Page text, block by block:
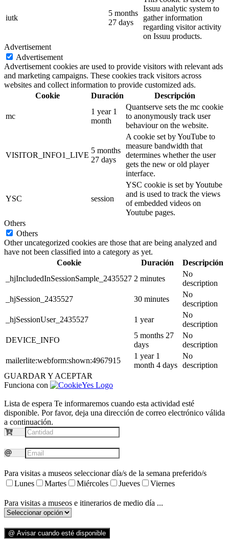
iutk
5 months
27 days
Issuu analytic system to
gather information
regarding visitor activity
on Issuu products.
Advertisement
Advertisement
Advertisement cookies are used to provide visitors with relevant ads
and marketing campaigns. These cookies track visitors across
websites and collect information to provide customized ads.
Cookie
Duración Descripción
mc
1 year 1
month
Quantserve sets the mc cookie
to anonymously track user
behaviour on the website.
VISITOR_INFO1_LIVE
5 months
27 days
A cookie set by YouTube to
measure bandwidth that
determines whether the user
gets the new or old player
interface.
YSC session
YSC cookie is set by Youtube
and is used to track the views
of embedded videos on
Youtube pages.
Others
Others
Other uncategorized cookies are those that are being analyzed and
have not been classified into a category as yet.
Cookie
Duración
Descripción
_hjIncludedInSessionSample_2435527 2 minutes
No
description
_hjSession_2435527
30 minutes
No
description
_hjSessionUser_2435527
1 year
No
description
DEVICE_INFO
5 months 27
days
No
description
mailerlite:webform:shown:4967915
1 year 1
month 4 days
No
description
GUARDAR Y ACEPTAR
Funciona con
Lista de espera Te informaremos cuando esta actividad esté
disponible. Por favor, deja una dirección de correo electrónico válida
a continuación.
Para visitas a museos seleccionar día/s de la semana preferido/s
Lunes
Martes Miércoles Jueves Viernes
Para visitas a museos e itinerarios de medio día ...
@ Avisar cuando esté disponible